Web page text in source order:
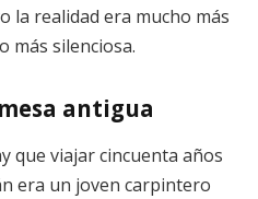
la realidad era mucho más
más silenciosa.
antigua
que viajar cincuenta años
era un joven carpintero